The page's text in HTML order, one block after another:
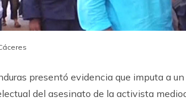
presentó evidencia que imputa a
del asesinato de la activista